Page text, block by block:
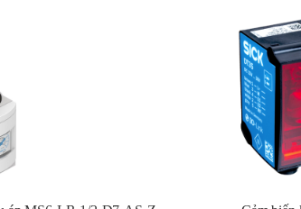
hoặc khi cần kết nối qua khoảng cách xa (với
thước:
Tương tự module Ethernet, thường là dạng
Chi phí thường thấp hơn module Ethernet,
sử dụng:
Lắp vào khe cắm mở rộng trên ACB.
các thông số CC-Link.
dụng:
Cho phép ACB giao tiếp trên mạng CC-
sử dụng để kết nối các thiết bị tự động hóa của